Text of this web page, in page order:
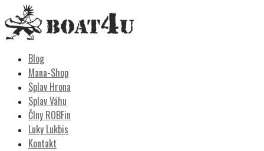
to
content
Blog
Mana-Shop
Splav Hrona
Splav Váhu
Člny ROBFin
Luky Lukbis
Kontakt